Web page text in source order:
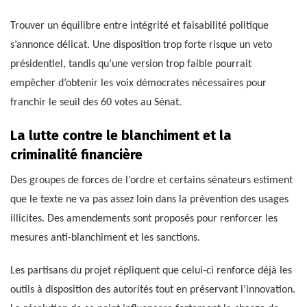
Trouver un équilibre entre intégrité et faisabilité politique
s’annonce délicat. Une disposition trop forte risque un veto
présidentiel, tandis qu’une version trop faible pourrait
empêcher d’obtenir les voix démocrates nécessaires pour
franchir le seuil des 60 votes au Sénat.
La lutte contre le blanchiment et la
criminalité financière
Des groupes de forces de l’ordre et certains sénateurs estiment
que le texte ne va pas assez loin dans la prévention des usages
illicites. Des amendements sont proposés pour renforcer les
mesures anti-blanchiment et les sanctions.
Les partisans du projet répliquent que celui-ci renforce déjà les
outils à disposition des autorités tout en préservant l’innovation.